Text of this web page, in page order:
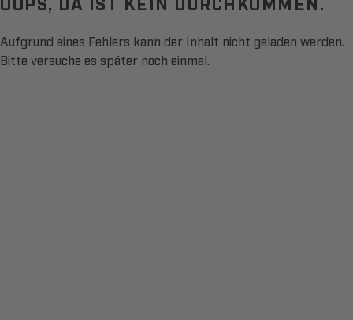
Aufgrund eines Fehlers kann der Inhalt nicht geladen werden.
Bitte versuche es später noch einmal.